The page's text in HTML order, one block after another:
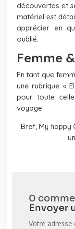
découvertes et
matériel est
apprécier en
oublié.
Femme
En tant que
une rubrique «
pour toute
voyage.
Bref, My happy
0
Envoyer
Votre adresse